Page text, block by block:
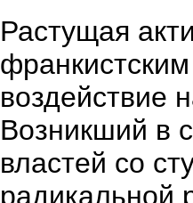
Растущая
воздействие
Возникший в
властей со
радикальной